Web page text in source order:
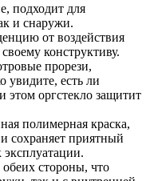
подходит для
и снаружи.
от воздействия
конструктиву.
прорези,
увидите, есть ли
этом оргстекло защитит
полимерная краска,
сохраняет приятный
обеих стороны, что